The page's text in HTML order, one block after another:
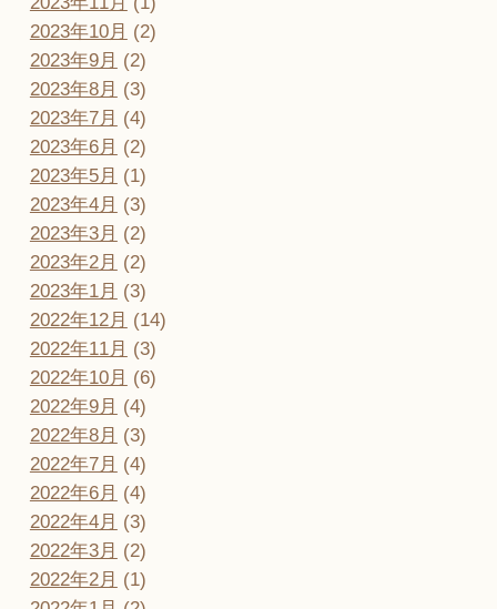
2023年10月 (2)
2023年9月 (2)
2023年8月 (3)
2023年7月 (4)
2023年6月 (2)
2023年5月 (1)
2023年4月 (3)
2023年3月 (2)
2023年2月 (2)
2023年1月 (3)
2022年12月 (14)
2022年11月 (3)
2022年10月 (6)
2022年9月 (4)
2022年8月 (3)
2022年7月 (4)
2022年6月 (4)
2022年4月 (3)
2022年3月 (2)
2022年2月 (1)